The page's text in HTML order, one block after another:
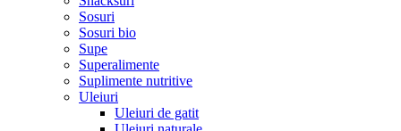
Sosuri
Sosuri bio
Supe
Superalimente
Suplimente nutritive
Uleiuri
Uleiuri de gatit